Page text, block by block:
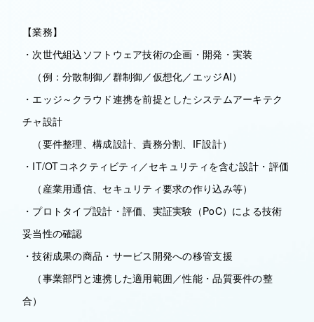
【業務】
・次世代組込ソフトウェア技術の企画・開発・実装
（例：分散制御／群制御／仮想化／エッジAI）
・エッジ～クラウド連携を前提としたシステムアーキテク
チャ設計
（要件整理、構成設計、責務分割、IF設計）
・IT/OTコネクティビティ／セキュリティを含む設計・評価
（産業用通信、セキュリティ要求の作り込み等）
・プロトタイプ設計・評価、実証実験（PoC）による技術
妥当性の確認
・技術成果の商品・サービス開発への移管支援
（事業部門と連携した適用範囲／性能・品質要件の整
合）